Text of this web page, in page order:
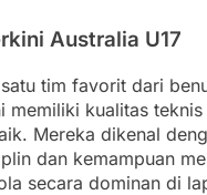
Australia U17
tim favorit dari
memiliki kualitas
Mereka dikenal
dan kemampuan
secara dominan di